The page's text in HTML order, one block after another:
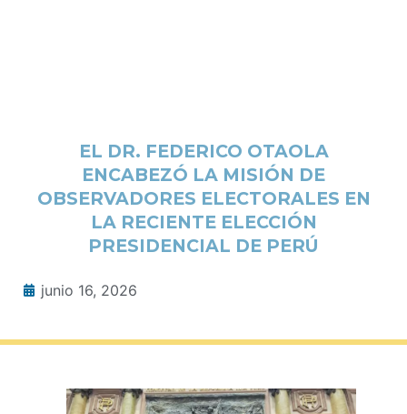
EL DR. FEDERICO OTAOLA
ENCABEZÓ LA MISIÓN DE
OBSERVADORES ELECTORALES EN
LA RECIENTE ELECCIÓN
PRESIDENCIAL DE PERÚ
junio 16, 2026